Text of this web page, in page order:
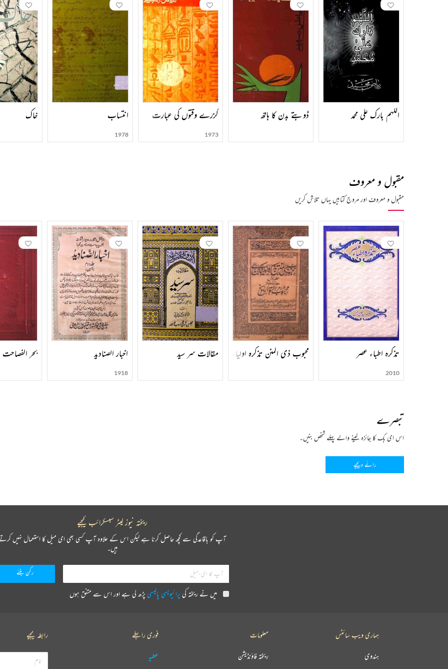
اللہم بارک علی محمد ڈوبتے بدن کا ہاتھ گزرے وقتوں کی عبارت
1973
انتساب
1978
خاک
مقبول و معروف
مقبول و معروف اور مروج کتابیں یہاں تلاش کریں
تذکرہ اطباء عصر
2010
محبوب ذی المنن تذکرہ اولیائے دکنمقالات سر سید اخبار الصنادید
1918
بحر الفصاحت
تبصرے
اس ای بک کا جائزہ لینے والے پہلے شخص بنیں۔
رائے دیجیے
ریختہ نیوز لیٹر سبسکرائب کیجیے
آپ کو باقاعدگی سے کچھ حاصل کرنا ہے لیکن اس کے علاوہ آپ کسی بھی ای میل کا استعمال نہیں
ہیں۔
میں نے ریختہ کیپرائیویسی پالیسیپڑھ لی ہے اور اس سے متفق ہوں
فوری رابطے
عطیہ
معلومات
ریختہ فاؤنڈیشن
ہماری ویب سائٹس
ہندوی
رابطہ کیجیے